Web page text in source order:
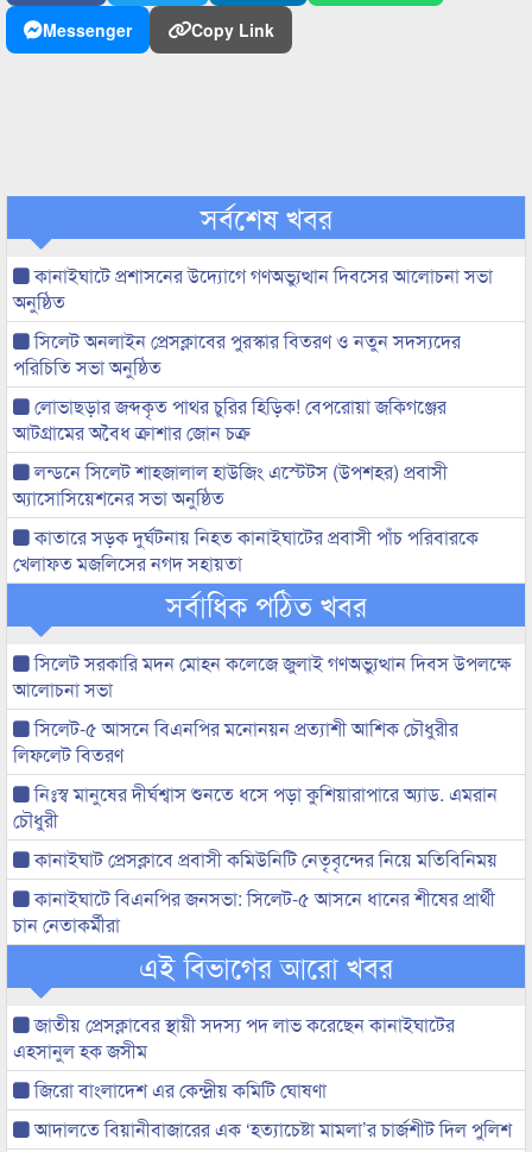
Messenger
Copy Link
সর্বশেষ খবর
কানাইঘাটে প্রশাসনের উদ্যোগে গণঅভ্যুত্থান দিবসের আলোচনা সভা
অনুষ্ঠিত
সিলেট অনলাইন প্রেসক্লাবের পুরস্কার বিতরণ ও নতুন সদস্যদের
পরিচিতি সভা অনুষ্ঠিত
লোভাছড়ার জব্দকৃত পাথর চুরির হিড়িক! বেপরোয়া জকিগঞ্জের
আটগ্রামের অবৈধ ক্রাশার জোন চক্র
লন্ডনে সিলেট শাহজালাল হাউজিং এস্টেটস (উপশহর) প্রবাসী
অ্যাসোসিয়েশনের সভা অনুষ্ঠিত
কাতারে সড়ক দুর্ঘটনায় নিহত কানাইঘাটের প্রবাসী পাঁচ পরিবারকে
খেলাফত মজলিসের নগদ সহায়তা
সর্বাধিক পঠিত খবর
সিলেট সরকারি মদন মোহন কলেজে জুলাই গণঅভ্যুত্থান দিবস উপলক্ষে
আলোচনা সভা
সিলেট-৫ আসনে বিএনপির মনোনয়ন প্রত্যাশী আশিক চৌধুরীর
লিফলেট বিতরণ
নিঃস্ব মানুষের দীর্ঘশ্বাস শুনতে ধসে পড়া কুশিয়ারাপারে অ্যাড. এমরান
চৌধুরী
কানাইঘাট প্রেসক্লাবে প্রবাসী কমিউনিটি নেতৃবৃন্দের নিয়ে মতিবিনিময়
কানাইঘাটে বিএনপির জনসভা: সিলেট-৫ আসনে ধানের শীষের প্রার্থী
চান নেতাকর্মীরা
এই বিভাগের আরো খবর
জাতীয় প্রেসক্লাবের স্থায়ী সদস্য পদ লাভ করেছেন কানাইঘাটের
এহসানুল হক জসীম
জিরো বাংলাদেশ এর কেন্দ্রীয় কমিটি ঘোষণা
আদালতে বিয়ানীবাজারের এক ‘হত্যাচেষ্টা মামলা’র চার্জশীট দিল পুলিশ